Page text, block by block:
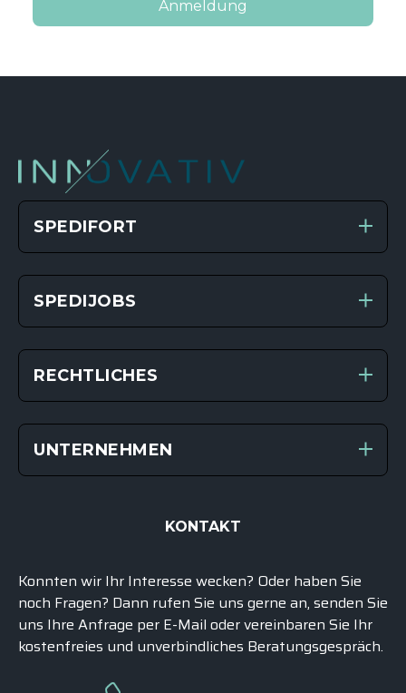
SPEDIFORT
SPEDIJOBS
RECHTLICHES
UNTERNEHMEN
KONTAKT
Konnten wir Ihr Interesse wecken? Oder haben Sie
noch Fragen? Dann rufen Sie uns gerne an, senden Sie
uns Ihre Anfrage per E-Mail oder vereinbaren Sie Ihr
kostenfreies und unverbindliches Beratungsgespräch.